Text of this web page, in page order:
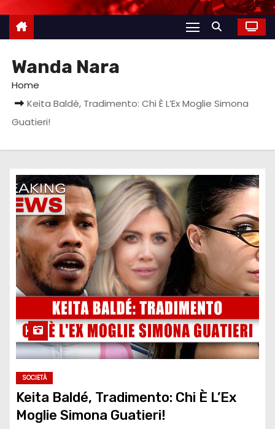
Wanda Nara
Home
Keita Baldé, Tradimento: Chi È L’Ex Moglie Simona
Guatieri!
SOCIETÀ
Keita Baldé, Tradimento: Chi È L’Ex
Moglie Simona Guatieri!